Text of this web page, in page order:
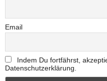
Email
Indem Du fortfährst,
Datenschutzerklärung.